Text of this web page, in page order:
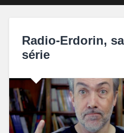
Radio-Erdorin,
série